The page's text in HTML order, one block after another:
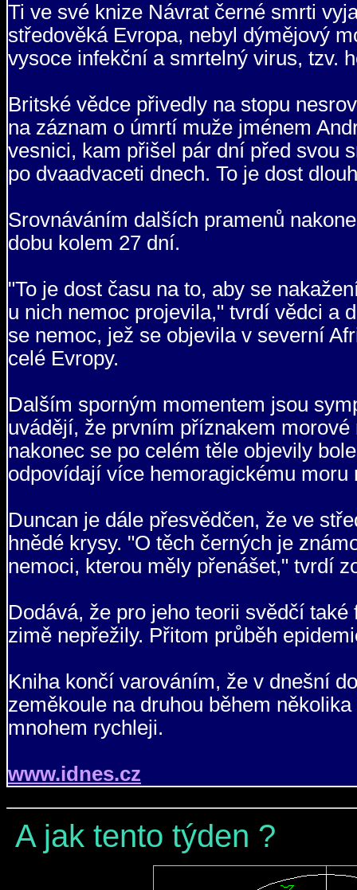
Ti ve své knize Návrat černé smrti
středověká Evropa, nebyl dýmějový
vysoce infekční a smrtelný virus, tzv.
Britské vědce přivedly na stopu
na záznam o úmrtí muže jménem
vesnici, kam přišel pár dní před svou
po dvaadvaceti dnech. To je dost
Srovnáváním dalších pramenů
dobu kolem 27 dní.
"To je dost času na to, aby se
u nich nemoc projevila," tvrdí vědci a
se nemoc, jež se objevila v severní
celé Evropy.
Dalším sporným momentem jsou
uvádějí, že prvním příznakem
nakonec se po celém těle objevily
odpovídají více hemoragickému moru
Duncan je dále přesvědčen, že ve
hnědé krysy. "O těch černých je
nemoci, kterou měly přenášet," tvrdí
Dodává, že pro jeho teorii svědčí
zimě nepřežily. Přitom průběh
Kniha končí varováním, že v dnešní
zeměkoule na druhou během
mnohem rychleji.
www.idnes.cz
A jak tento týden ?